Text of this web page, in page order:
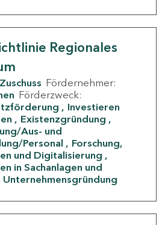
Regionales
Zuschuss Fördernehmer:
Förderzweck:
Investieren
Existenzgründung
Aus- und
Personal
Forschung,
und Digitalisierung
in Sachanlagen und
Unternehmensgründung